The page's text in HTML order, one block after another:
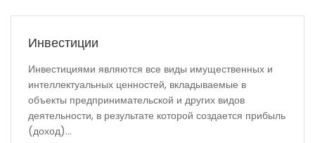
Инвестиции
Инвестициями являются все виды имущественных и
интеллектуальных ценностей, вкладываемые в
объекты предпринимательской и других видов
деятельности, в результате которой создается прибыль
(доход)...